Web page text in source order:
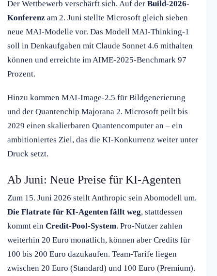
Der Wettbewerb verschärft sich. Auf der Build-2026-
Konferenz am 2. Juni stellte Microsoft gleich sieben
neue MAI-Modelle vor. Das Modell MAI-Thinking-1
soll in Denkaufgaben mit Claude Sonnet 4.6 mithalten
können und erreichte im AIME-2025-Benchmark 97
Prozent.
Hinzu kommen MAI-Image-2.5 für Bildgenerierung
und der Quantenchip Majorana 2. Microsoft peilt bis
2029 einen skalierbaren Quantencomputer an – ein
ambitioniertes Ziel, das die KI-Konkurrenz weiter unter
Druck setzt.
Ab Juni: Neue Preise für KI-Agenten
Zum 15. Juni 2026 stellt Anthropic sein Abomodell um.
Die Flatrate für KI-Agenten fällt weg, stattdessen
kommt ein Credit-Pool-System. Pro-Nutzer zahlen
weiterhin 20 Euro monatlich, können aber Credits für
100 bis 200 Euro dazukaufen. Team-Tarife liegen
zwischen 20 Euro (Standard) und 100 Euro (Premium).